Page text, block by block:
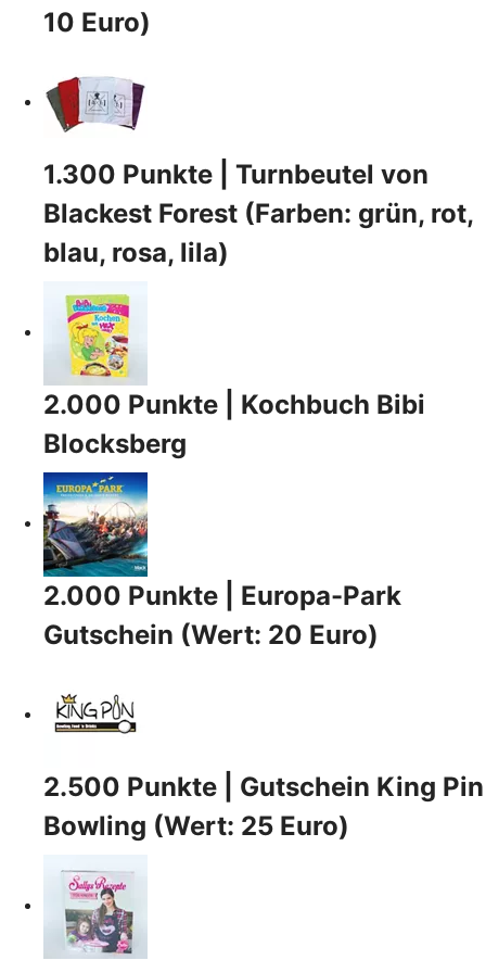
10 Euro)
1.300 Punkte | Turnbeutel von
Blackest Forest (Farben: grün, rot,
blau, rosa, lila)
2.000 Punkte | Kochbuch Bibi
Blocksberg
2.000 Punkte | Europa-Park
Gutschein (Wert: 20 Euro)
2.500 Punkte | Gutschein King Pin
Bowling (Wert: 25 Euro)